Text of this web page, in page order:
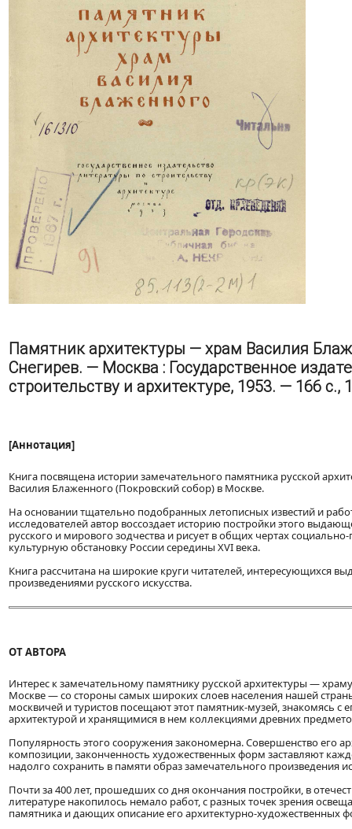
Памятник архитектуры — храм Василия
Снегирев. — Москва : Государственное
строительству и архитектуре, 1953. — 166 с.,
[Аннотация]
Книга посвящена истории замечательного памятника русской
Василия Блаженного (Покровский собор) в Москве.
На основании тщательно подобранных летописных известий и
исследователей автор воссоздает историю постройки этого
русского и мирового зодчества и рисует в общих чертах
культурную обстановку России середины XVI века.
Книга рассчитана на широкие круги читателей, интересующихся
произведениями русского искусства.
ОТ АВТОРА
Интерес к замечательному памятнику русской архитектуры —
Москве — со стороны самых широких слоев населения нашей
москвичей и туристов посещают этот памятник-музей, знакомясь с
архитектурой и хранящимися в нем коллекциями древних
Популярность этого сооружения закономерна. Совершенство его
композиции, законченность художественных форм заставляют
надолго сохранить в памяти образ замечательного произведения
Почти за 400 лет, прошедших со дня окончания постройки, в
литературе накопилось немало работ, с разных точек зрения
памятника и дающих описание его архитектурно-художественных